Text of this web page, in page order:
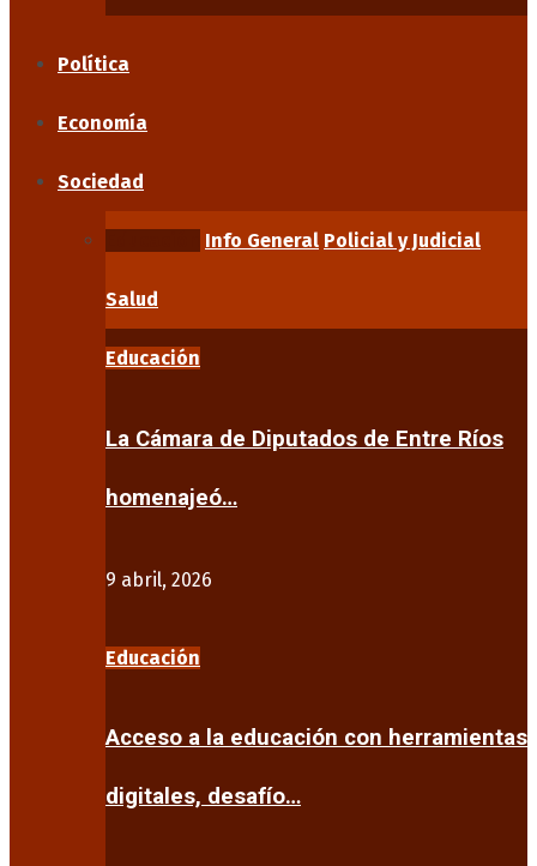
Política
Economía
Sociedad
Info General Policial y Judicial
Salud
Educación
La Cámara de Diputados de Entre Ríos
homenajeó…
9 abril, 2026
Educación
Acceso a la educación con herramientas
digitales, desafío…